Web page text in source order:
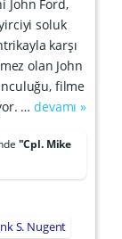
John Ford,
soluk
karşı
olan John
filme
…devamı »
"Cpl. Mike
S. Nugent